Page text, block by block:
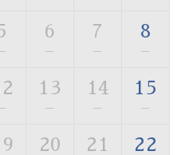
カビの特殊素材の畳を使
滑りにくい畳のお風呂で
階段がございます。 予め
。
6
—
7
—
8
—
13
—
14
—
15
—
20 21 22